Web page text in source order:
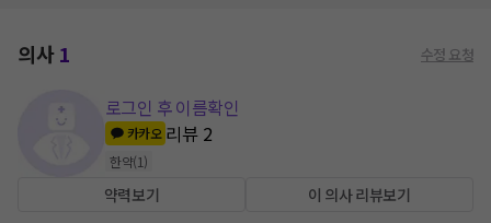
의사1 수정 요청
로그인 후 이름확인
카카오 리뷰 2
한약(1)
약력보기 이 의사 리뷰보기